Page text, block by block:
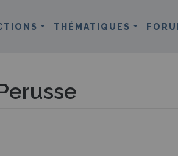
THÉMATIQUES